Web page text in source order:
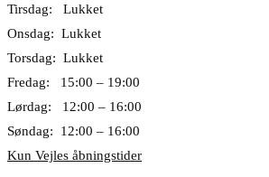
Tirsdag: Lukket
Onsdag: Lukket
Torsdag: Lukket
Fredag: 15:00 – 19:00
Lørdag: 12:00 – 16:00
Søndag: 12:00 – 16:00
Kun Vejles åbningstider